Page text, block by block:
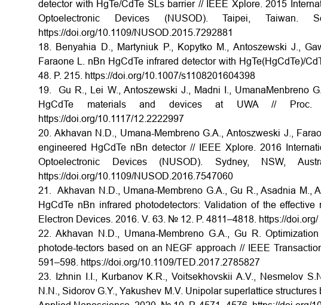
detector with HgTe/CdTe SLs barrier // IEEE Xplore. 2015
Optoelectronic Devices (NUSOD). Taipei, Taiwan.
https://doi.org/10.1109/NUSOD.2015.7292881
18. Benyahia D., Martyniuk P., Kopytko M., Antoszewski J.,
Faraone L. nBn HgCdTe infrared detector with HgTe(HgCdTe)/
48. P. 215. https://doi.org/10.1007/s1108201604398
19. Gu R., Lei W., Antoszewski J., Madni I., UmanaMenbreno
HgCdTe materials and devices at UWA //
https://doi.org/10.1117/12.2222997
20. Akhavan N.D., Umana-Membreno G.A., Antoszweski J.,
engineered HgCdTe nBn detector // IEEE Xplore. 2016
Optoelectronic Devices (NUSOD). Sydney, NSW,
https://doi.org/10.1109/NUSOD.2016.7547060
21. Akhavan N.D., Umana-Membreno G.A., Gu R., Asadnia M.,
HgCdTe nBn infrared photodetectors: Validation of the
Electron Devices. 2016. V. 63. № 12. P. 4811–4818. https://
22. Akhavan N.D., Umana-Membreno G.A., Gu R.
photode-tectors based on an NEGF approach // IEEE
591–598. https://doi.org/10.1109/TED.2017.2785827
23. Izhnin I.I., Kurbanov K.R., Voitsekhovskii A.V., Nesmelov
N.N., Sidorov G.Y., Yakushev M.V. Unipolar superlattice